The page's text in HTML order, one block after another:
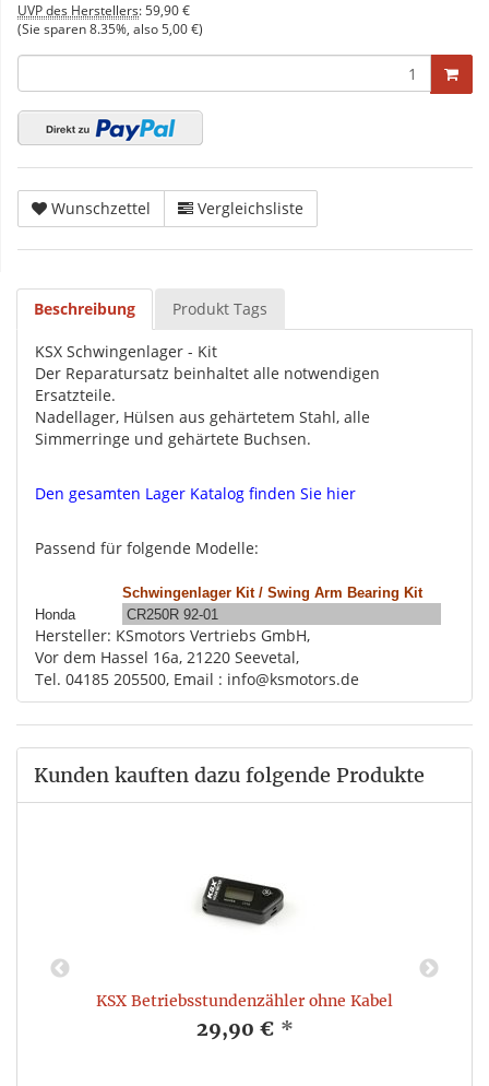
UVP des Herstellers: 59,90 €
(Sie sparen8.35% , also 5,00 €)
Wunschzettel Vergleichsliste
Beschreibung Produkt Tags
KSX Schwingenlager - Kit
Der Reparatursatz beinhaltet alle notwendigen
Ersatzteile.
Nadellager, Hülsen aus gehärtetem Stahl, alle
Simmerringe und gehärtete Buchsen.
Den gesamten Lager Katalog finden Sie hier
Passend für folgende Modelle:
Schwingenlager Kit / Swing Arm Bearing Kit
Honda
CR250R 92-01
Hersteller: KSmotors Vertriebs GmbH,
Vor dem Hassel 16a, 21220 Seevetal,
Tel. 04185 205500, Email : info@ksmotors.de
Kunden kauften dazu folgende Produkte
KSX Betriebsstundenzähler ohne Kabel
29,90 € *